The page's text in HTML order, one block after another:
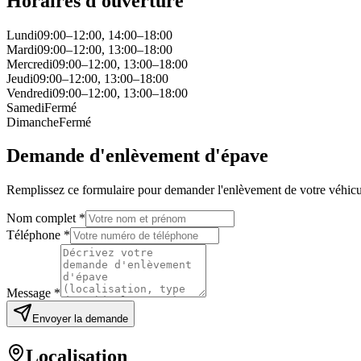
Lundi09:00–12:00, 14:00–18:00
Mardi09:00–12:00, 13:00–18:00
Mercredi09:00–12:00, 13:00–18:00
Jeudi09:00–12:00, 13:00–18:00
Vendredi09:00–12:00, 13:00–18:00
SamediFermé
DimancheFermé
Demande d'enlèvement d'épave
Remplissez ce formulaire pour demander l'enlèvement de votre
Nom complet *
Téléphone *
Message *
Envoyer la demande
Localisation